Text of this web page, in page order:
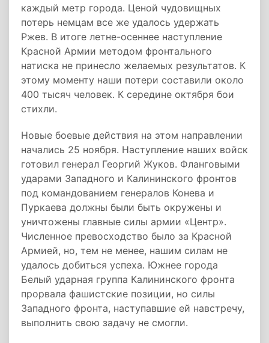
каждый метр города. Ценой чудовищных
потерь немцам все же удалось удержать
Ржев. В итоге летне-осеннее наступление
Красной Армии методом фронтального
натиска не принесло желаемых результатов. К
этому моменту наши потери составили около
400 тысяч человек. К середине октября бои
стихли.
Новые боевые действия на этом направлении
начались 25 ноября. Наступление наших войск
готовил генерал Георгий Жуков. Фланговыми
ударами Западного и Калининского фронтов
под командованием генералов Конева и
Пуркаева должны были быть окружены и
уничтожены главные силы армии «Центр».
Численное превосходство было за Красной
Армией, но, тем не менее, нашим силам не
удалось добиться успеха. Южнее города
Белый ударная группа Калининского фронта
прорвала фашистские позиции, но силы
Западного фронта, наступавшие ей навстречу,
выполнить свою задачу не смогли.